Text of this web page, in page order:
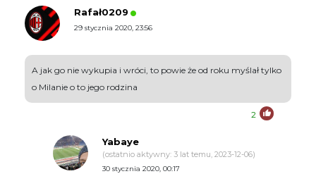
Rafał0209
29 stycznia 2020, 23:56
A jak go nie wykupia i wróci, to powie że od roku myślał tylko
o Milanie o to jego rodzina
2
Yabaye
(ostatnio aktywny: 3 lat temu, 2023-12-06)
30 stycznia 2020, 00:17